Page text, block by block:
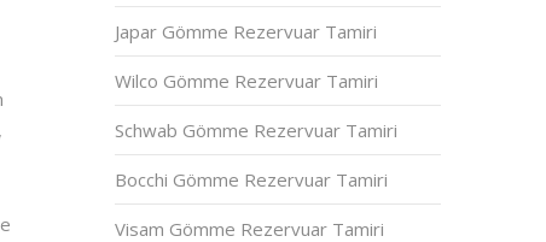
Japar Gömme Rezervuar Tamiri
Wilco Gömme Rezervuar Tamiri
Schwab Gömme Rezervuar Tamiri
Bocchi Gömme Rezervuar Tamiri
Visam Gömme Rezervuar Tamiri